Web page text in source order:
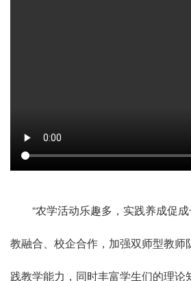
“农学活动乐趣多，实践养成促
教融合、校企合作，加强双师型教师
践教学能力，同时丰富学生们的理论